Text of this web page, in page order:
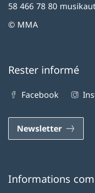
58 466 78 80
© MMA
Rester informé
Facebook
Newsletter
Informations